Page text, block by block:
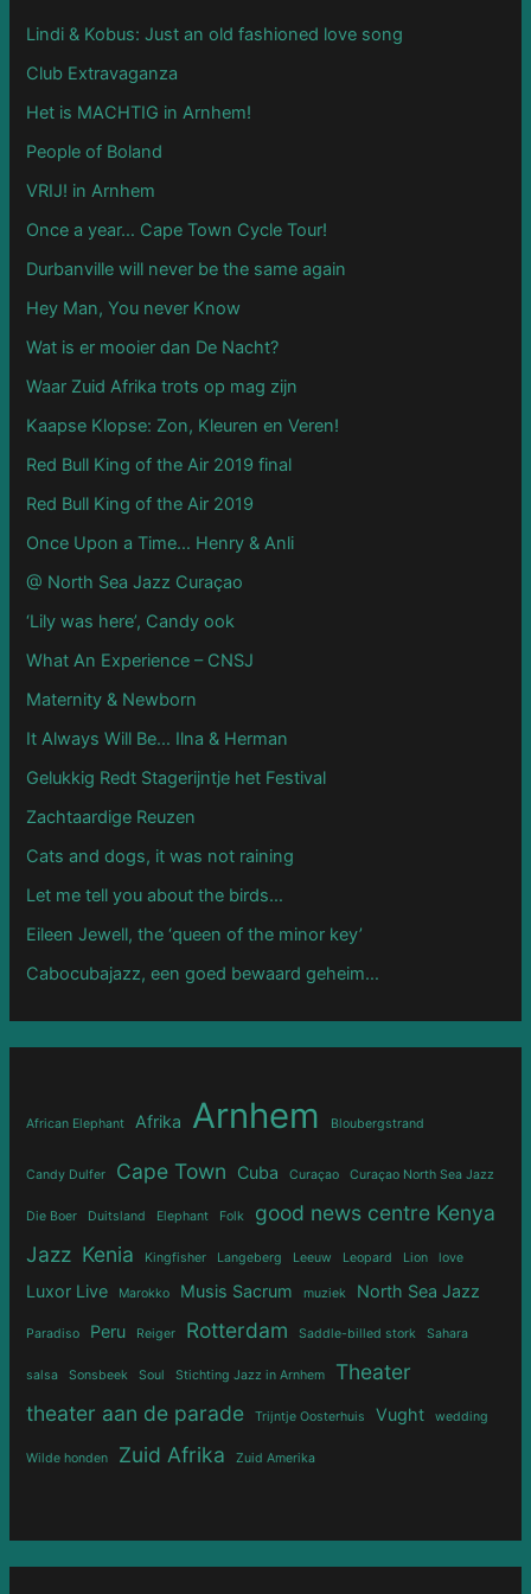
Lindi & Kobus: Just an old fashioned love song
Club Extravaganza
Het is MACHTIG in Arnhem!
People of Boland
VRIJ! in Arnhem
Once a year… Cape Town Cycle Tour!
Durbanville will never be the same again
Hey Man, You never Know
Wat is er mooier dan De Nacht?
Waar Zuid Afrika trots op mag zijn
Kaapse Klopse: Zon, Kleuren en Veren!
Red Bull King of the Air 2019 final
Red Bull King of the Air 2019
Once Upon a Time… Henry & Anli
@ North Sea Jazz Curaçao
‘Lily was here’, Candy ook
What An Experience – CNSJ
Maternity & Newborn
It Always Will Be… Ilna & Herman
Gelukkig Redt Stagerijntje het Festival
Zachtaardige Reuzen
Cats and dogs, it was not raining
Let me tell you about the birds…
Eileen Jewell, the ‘queen of the minor key’
Cabocubajazz, een goed bewaard geheim…
African Elephant Afrika Arnhem Bloubergstrand
Candy Dulfer Cape Town Cuba Curaçao Curaçao North Sea Jazz
Die Boer Duitsland Elephant Folk
good news centre Kenya
Jazz Kenia Kingfisher Langeberg Leeuw Leopard Lion love
Luxor Live Marokko Musis Sacrum muziek North Sea Jazz
Paradiso Peru Reiger Rotterdam Saddle-billed stork Sahara
salsa Sonsbeek Soul Stichting Jazz in Arnhem
Theater
theater aan de parade
Trijntje Oosterhuis Vught wedding
Wilde honden Zuid Afrika Zuid Amerika